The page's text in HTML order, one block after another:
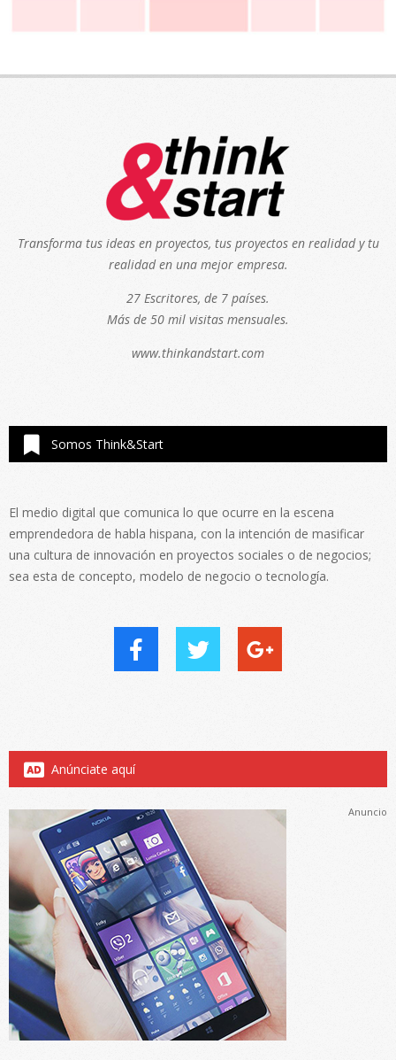
Transforma tus ideas en proyectos, tus proyectos en realidad y tu
realidad en una mejor empresa.
27 Escritores, de 7 países.
Más de 50 mil visitas mensuales.
www.thinkandstart.com
Somos Think&Start
El medio digital que comunica lo que ocurre en la escena
emprendedora de habla hispana, con la intención de masificar
una cultura de innovación en proyectos sociales o de negocios;
sea esta de concepto, modelo de negocio o tecnología.
Anúnciate aquí
Anuncio